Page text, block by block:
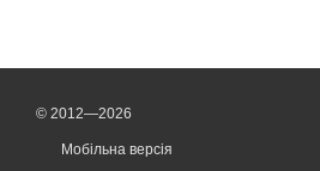
© 2012—2026
Мобільна версія